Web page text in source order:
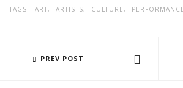
TAGS: ART, ARTISTS, CULTURE, PERFORMANCE
PREV POST
BIA - RONINPU: RÍO SAGRADO DE LAS